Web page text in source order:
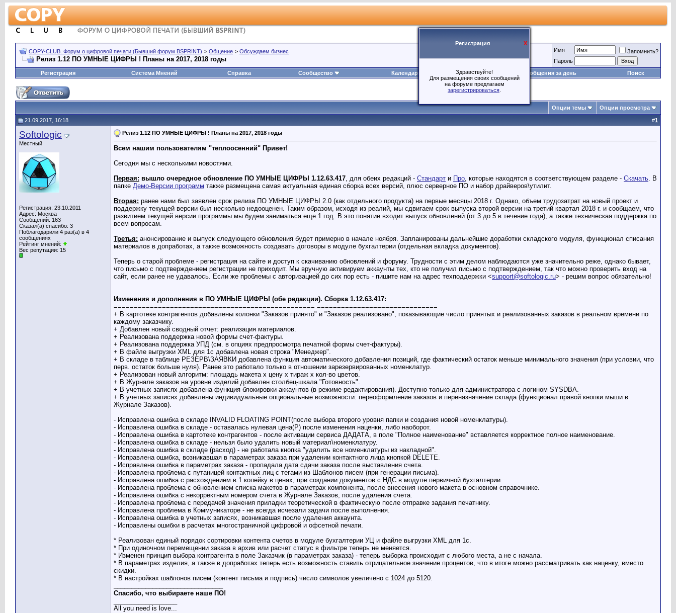
X
Регистрация
Здравствуйте!
Для размещения своих сообщений
на форуме предлагаем
зарегистрироваться
COPY-CLUB. Форум о цифровой печати (Бывший форум BSPRINT) > Общение > Обсуждаем бизнес
Релиз 1.12 ПО УМНЫЕ ЦИФРЫ ! Планы на 2017, 2018 годы
Имя
Запомнить?
Пароль
Регистрация
Система Мнений Справка Сообщество Календарь Игры Сообщения за день Поиск
Опции темы Опции просмотра
21.09.2017, 16:18 #1
Softologic
Местный
Регистрация: 23.10.2011
Адрес: Москва
Сообщений: 163
Сказал(а) спасибо: 3
Поблагодарили 4 раз(а) в 4
сообщениях
Рейтинг мнений:
Вес репутации: 15
Релиз 1.12 ПО УМНЫЕ ЦИФРЫ ! Планы на 2017, 2018 годы
Всем нашим пользователям "теплоосенний" Привет!
Сегодня мы с несколькими новостями.
Первая: вышло очередное обновление ПО УМНЫЕ ЦИФРЫ 1.12.63.417, для обеих редакций - Стандарт и Про, которые находятся в соответствующем разделе - Скачать. В
папке Демо-Версии программ также размещена самая актуальная единая сборка всех версий, плюс серверное ПО и набор драйверов\утилит.
Вторая: ранее нами был заявлен срок релиза ПО УМНЫЕ ЦИФРЫ 2.0 (как отдельного продукта) на первые месяцы 2018 г. Однако, объем трудозатрат на новый проект и
поддержку текущей версии был несколько недооценен. Таким образом, исходя из реалий, мы сдвигаем срок выпуска второй версии на третий квартал 2018 г. и сообщаем, что
развитием текущей версии программы мы будем заниматься еще 1 год. В это понятие входит выпуск обновлений (от 3 до 5 в течение года), а также техническая поддержка по
всем вопросам.
Третья: анонсирование и выпуск следующего обновления будет примерно в начале ноября. Запланированы дальнейшие доработки складского модуля, функционал списания
материалов в допработах, а также возможность создавать договоры в модуле бухгалтерии (отдельная вкладка документов).
Теперь о старой проблеме - регистрация на сайте и доступ к скачиванию обновлений и форуму. Трудности с этим делом наблюдаются уже значительно реже, однако бывает,
что письмо с подтверждением регистрации не приходит. Мы вручную активируем аккаунты тех, кто не получил письмо с подтверждением, так что можно проверить вход на
сайт, если ранее не удавалось. Если же проблемы с авторизацией до сих пор есть - пишите нам на адрес техподдержки <support@softologic.ru> - решим вопрос обязательно!
Изменения и дополнения в ПО УМНЫЕ ЦИФРЫ (обе редакции). Сборка 1.12.63.417:
================================================== ==============================
+ В картотеке контрагентов добавлены колонки "Заказов принято" и "Заказов реализовано", показывающие число принятых и реализованных заказов в реальном времени по
каждому заказчику.
+ Добавлен новый сводный отчет: реализация материалов.
+ Реализована поддержка новой формы счет-фактуры.
+ Реализована поддержка УПД (см. в опциях предпросмотра печатной формы счет-фактуры).
+ В файле выгрузки XML для 1с добавлена новая строка "Менеджер".
+ В складе в таблице РЕЗЕРВ\ЗАЯВКИ добавлена функция автоматического добавления позиций, где фактический остаток меньше минимального значения (при условии, что
перв. остаток больше нуля). Ранее это работало только в отношении зарезервированных номенклатур.
+ Реализован новый алгоритм: площадь макета х цену х тираж х кол-во цветов.
+ В Журнале заказов на уровне изделий добавлен столбец-шкала "Готовность".
+ В учетных записях добавлена функция блокировки аккаунтов (в режиме редактирования). Доступно только для администратора с логином SYSDBA.
+ В учетных записях добавлены индивидуальные опциональные возможности: переоформление заказов и переназначение склада (функционал правой кнопки мыши в
Журнале Заказов).
- Исправлена ошибка в складе INVALID FLOATING POINT(после выбора второго уровня папки и создания новой номенклатуры).
- Исправлена ошибка в складе - оставалась нулевая цена(Р) после изменения наценки, либо наоборот.
- Исправлена ошибка в картотеке контрагентов - после активации сервиса ДАДАТА, в поле "Полное наименование" вставляется корректное полное наименование.
- Исправлена ошибка в складе - нельзя было удалить новый материал\номенклатуру.
- Исправлена ошибка в складе (расход) - не работала кнопка "удалить все номенклатуры из накладной".
- Исправлена ошибка, возникавшая в параметрах заказа при удалении контактного лица кнопкой DELETE.
- Исправлена ошибка в параметрах заказа - пропадала дата сдачи заказа после выставления счета.
- Исправлена проблема с путаницей контактных лиц с тегами из Шаблонов писем (при генерации письма).
- Исправлена ошибка с расхождением в 1 копейку в ценах, при создании документов с НДС в модуле первичной бухгалтерии.
- Исправлена проблема с обновлением списка макетов в параметрах компонента, после внесения нового макета в основном справочнике.
- Исправлена ошибка с некорректным номером счета в Журнале Заказов, после удаления счета.
- Исправлена проблема с передачей значения приладки теоретической в фактическую после отправке задания печатнику.
- Исправлена проблема в Коммуникаторе - не всегда исчезали задачи после выполнения.
- Исправлена ошибка в учетных записях, возникавшая после удаления аккаунта.
- Исправлены ошибки в расчетах многостраничной цифровой и офсетной печати.
* Реализован единый порядок сортировки контента счетов в модуле бухгалтерии УЦ и файле выгрузки XML для 1с.
* При одиночном перемещении заказа в архив или расчет статус в фильтре теперь не меняется.
* Изменен принцип выбора контрагента в поле Заказчик (в параметрах заказа) - теперь выборка происходит с любого места, а не с начала.
* В параметрах изделия, а также в допработах теперь есть возможность ставить отрицательное значение процентов, что в итоге можно рассматривать как наценку, вместо
скидки.
* В настройках шаблонов писем (контент письма и подпись) число символов увеличено с 1024 до 5120.
Спасибо, что выбираете наше ПО!
All you need is love...